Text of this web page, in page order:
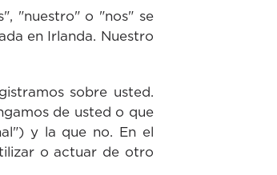
"nuestro" o "nos" se
en Irlanda. Nuestro
sobre usted.
de usted o que
y la que no. En el
o actuar de otro